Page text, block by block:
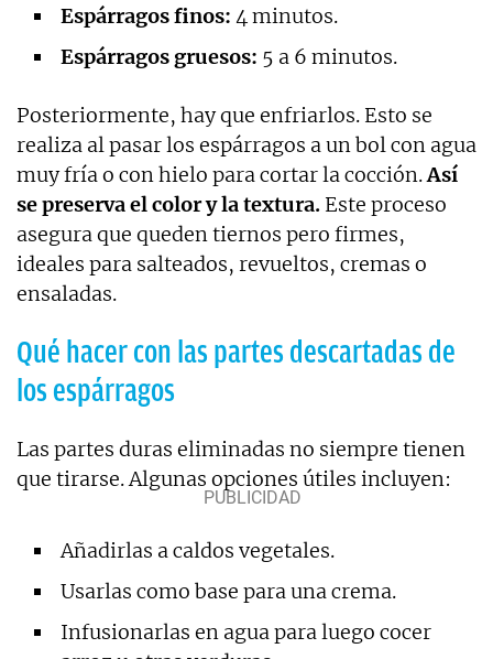
Espárragos finos: 4 minutos.
Espárragos gruesos: 5 a 6 minutos.
Posteriormente, hay que enfriarlos. Esto se
realiza al pasar los espárragos a un bol con agua
muy fría o con hielo para cortar la cocción.Así
se preserva el color y la textura. Este proceso
asegura que queden tiernos pero firmes,
ideales para salteados, revueltos, cremas o
ensaladas.
Qué hacer con las partes descartadas de
los espárragos
Las partes duras eliminadas no siempre tienen
que tirarse. Algunas opciones útiles incluyen:
Añadirlas a caldos vegetales.
Usarlas como base para una crema.
Infusionarlas en agua para luego cocer